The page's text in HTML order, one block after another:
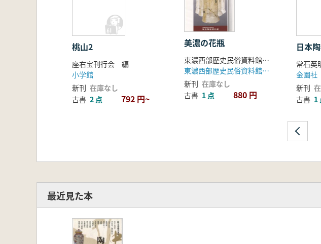
桃山2
座右宝刊行会 編
小学館
新刊 在庫なし
古書 2 点 792 円~
美濃の花瓶
東濃西部歴史民俗資料館瑞浪陶磁資料館 編
東濃西部歴史民俗資料館瑞浪陶磁資料館
新刊 在庫なし
古書 1 点 880 円
日本
常石英
金園社
新刊
古書 1
最近見た本